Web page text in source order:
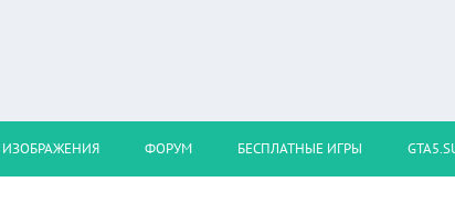
ИЗОБРАЖЕНИЯ ФОРУМ БЕСПЛАТНЫЕ ИГРЫ